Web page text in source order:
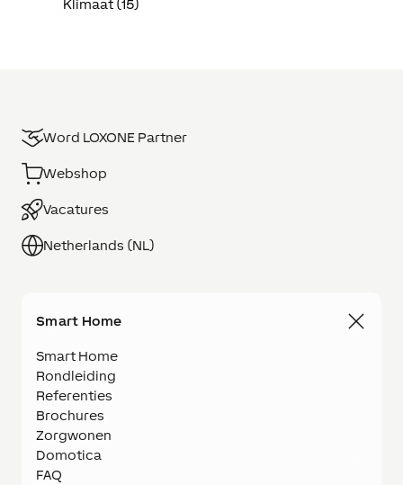
Klimaat (15)
Word LOXONE Partner
Webshop
Vacatures
Netherlands (NL)
Smart Home
Smart Home
Rondleiding
Referenties
Brochures
Zorgwonen
Domotica
FAQ